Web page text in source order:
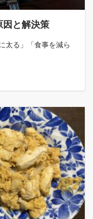
と解決策
太る」「食事を減ら